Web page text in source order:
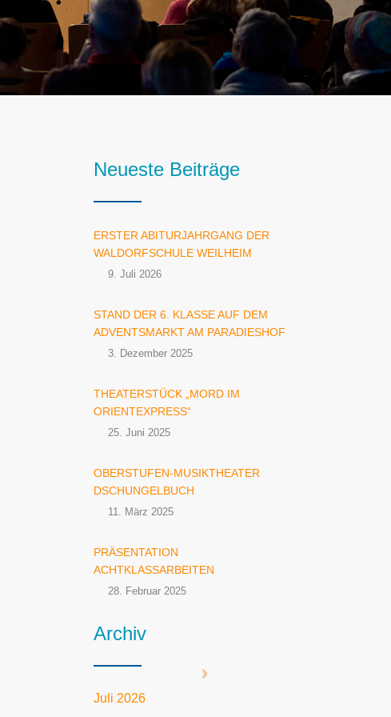
Neueste Beiträge
ERSTER ABITURJAHRGANG DER
WALDORFSCHULE WEILHEIM
9. Juli 2026
STAND DER 6. KLASSE AUF DEM
ADVENTSMARKT AM PARADIESHOF
3. Dezember 2025
THEATERSTÜCK „MORD IM
ORIENTEXPRESS“
25. Juni 2025
OBERSTUFEN-MUSIKTHEATER
DSCHUNGELBUCH
11. März 2025
PRÄSENTATION
ACHTKLASSARBEITEN
28. Februar 2025
Archiv
Juli 2026